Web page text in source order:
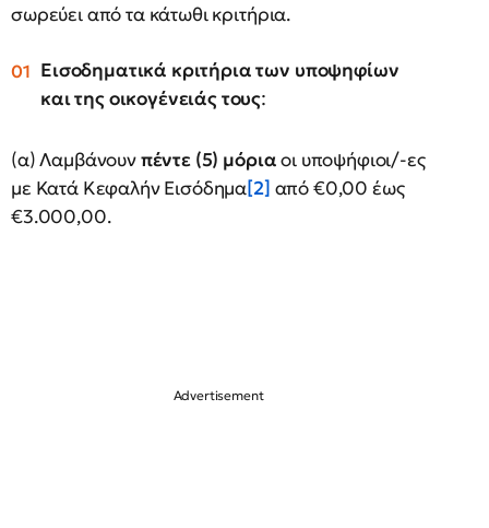
σωρεύει από τα κάτωθι κριτήρια.
Εισοδηματικά κριτήρια των υποψηφίων
και της οικογένειάς τους:
(α) Λαμβάνουνπέντε (5) μόριαοι υποψήφιοι/-ες
με Κατά Κεφαλήν Εισόδημα[2] από €0,00 έως
€3.000,00.